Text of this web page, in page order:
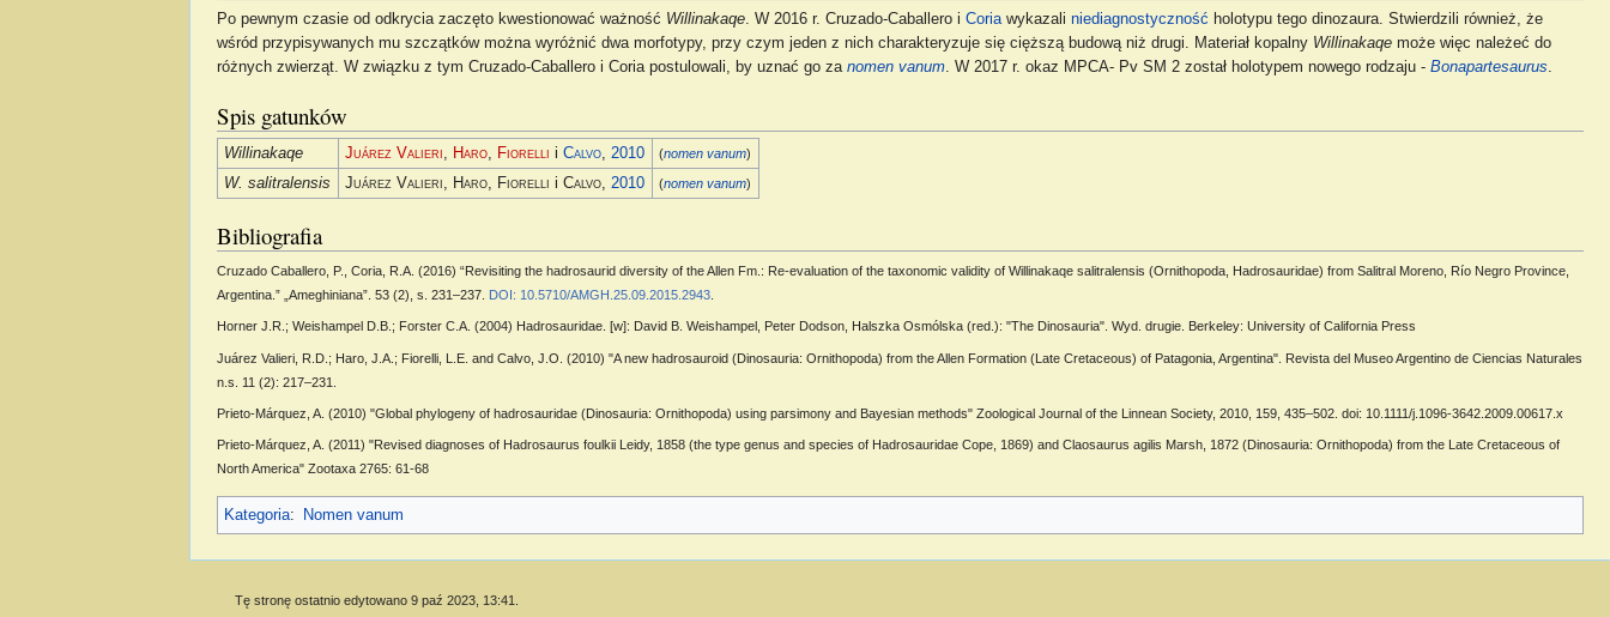
Po pewnym czasie od odkrycia zaczęto kwestionować ważność Willinakaqe. W 2016 r. Cruzado-Caballero i Coriawykazali niediagnostyczność holotypu tego dinozaura. Stwierdzili również, że
wśród przypisywanych mu szczątków można wyróżnić dwa morfotypy, przy czym jeden z nich charakteryzuje się cięższą budową niż drugi. Materiał kopalny Willinakaqemoże więc należeć do
różnych zwierząt. W związku z tym Cruzado-Caballero i Coria postulowali, by uznać go za nomen vanum. W 2017 r. okaz MPCA- Pv SM 2 został holotypem nowego rodzaju - Bonapartesaurus.
Spis gatunków
Willinakaqe Juárez Valieri, Haro, Fiorelli iCalvo,2010 (nomen vanum)
W. salitralensis Juárez Valieri, Haro, Fiorelli iCalvo,2010 (nomen vanum)
Bibliografia
Cruzado Caballero, P., Coria, R.A. (2016) “Revisiting the hadrosaurid diversity of the Allen Fm.: Re-evaluation of the taxonomic validity of Willinakaqe salitralensis (Ornithopoda, Hadrosauridae) from Salitral Moreno, Río Negro Province,
Argentina.” „Ameghiniana”. 53 (2), s. 231–237. DOI: 10.5710/AMGH.25.09.2015.2943.
Horner J.R.; Weishampel D.B.; Forster C.A. (2004) Hadrosauridae. [w]: David B. Weishampel, Peter Dodson, Halszka Osmólska (red.): "The Dinosauria". Wyd. drugie. Berkeley: University of California Press
Juárez Valieri, R.D.; Haro, J.A.; Fiorelli, L.E. and Calvo, J.O. (2010) "A new hadrosauroid (Dinosauria: Ornithopoda) from the Allen Formation (Late Cretaceous) of Patagonia, Argentina". Revista del Museo Argentino de Ciencias Naturales
n.s. 11 (2): 217–231.
Prieto-Márquez, A. (2010) "Global phylogeny of hadrosauridae (Dinosauria: Ornithopoda) using parsimony and Bayesian methods" Zoological Journal of the Linnean Society, 2010, 159, 435–502. doi: 10.1111/j.1096-3642.2009.00617.x
Prieto-Márquez, A. (2011) "Revised diagnoses of Hadrosaurus foulkii Leidy, 1858 (the type genus and species of Hadrosauridae Cope, 1869) and Claosaurus agilis Marsh, 1872 (Dinosauria: Ornithopoda) from the Late Cretaceous of
North America" Zootaxa 2765: 61-68
Kategoria: Nomen vanum
Tę stronę ostatnio edytowano 9 paź 2023, 13:41.